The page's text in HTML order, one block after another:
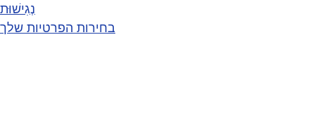
נְגִישׁוּת
בחירות הפרטיות שלך